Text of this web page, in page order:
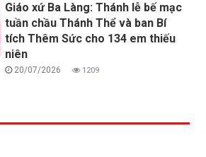
Giáo xứ Ba Làng: Thánh lễ bế mạc
tuần chầu Thánh Thể và ban Bí
tích Thêm Sức cho 134 em thiếu
niên
20/07/2026 1209